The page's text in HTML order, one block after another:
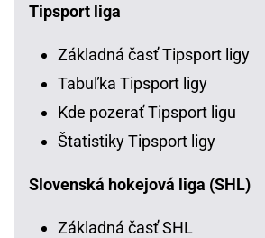
Tipsport liga
Základná časť Tipsport ligy
Tabuľka Tipsport ligy
Kde pozerať Tipsport ligu
Štatistiky Tipsport ligy
Slovenská hokejová liga (SHL)
Základná časť SHL